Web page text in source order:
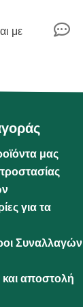
με 
μας
για τα
Συναλλαγών
αποστολή